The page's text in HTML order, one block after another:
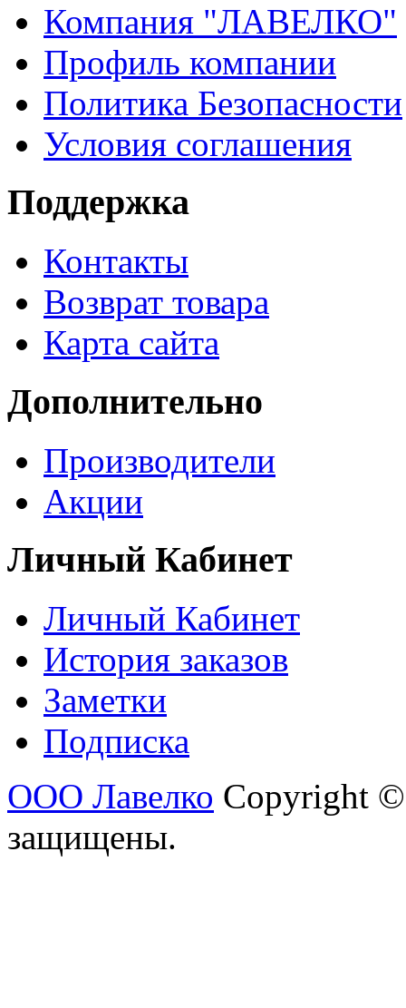
Компания "ЛАВЕЛКО"
Профиль компании
Политика Безопасности
Условия соглашения
Поддержка
Контакты
Возврат товара
Карта сайта
Дополнительно
Производители
Акции
Личный Кабинет
Личный Кабинет
История заказов
Заметки
Подписка
ООО Лавелко Copyright ©
защищены.